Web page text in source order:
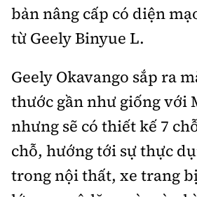
Email:bandoc@baoxaydung.vn
bản nâng cấp có diện
từ Geely Binyue L.
Geely Okavango sắp ra
thước gần như giống với
nhưng sẽ có thiết kế 7
chỗ, hướng tới sự thực
trong nội thất, xe trang